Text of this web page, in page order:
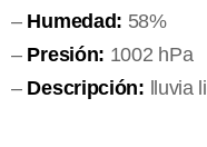
– Humedad: 58%
– Presión: 1002 hPa
– Descripción: lluvia